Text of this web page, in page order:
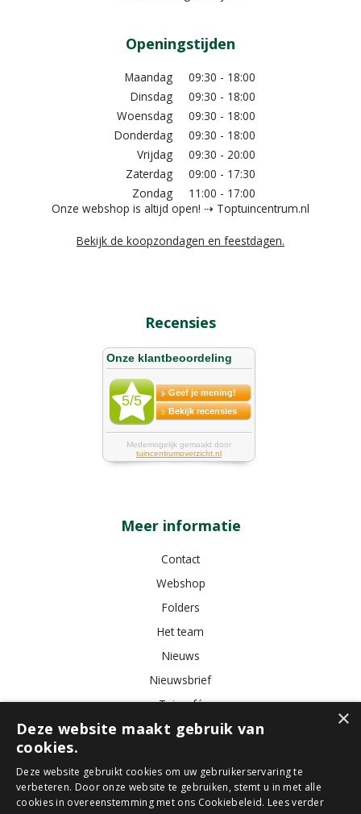
Openingstijden
Maandag
09:30 - 18:00
Dinsdag
09:30 - 18:00
Woensdag
09:30 - 18:00
Donderdag
09:30 - 18:00
Vrijdag
09:30 - 20:00
Zaterdag
09:00 - 17:30
Zondag
11:00 - 17:00
Onze webshop is altijd open! ⇢ Toptuincentrum.nl
Bekijk de koopzondagen en feestdagen.
Recensies
Meer informatie
Contact
Webshop
Folders
Het team
Nieuws
Nieuwsbrief
Tuincafé
Vacatures
Tuincentrum Bloemist Kamerplanten Kunstbloemen
Buitenplanten
Tuinmeubelen
×
Deze website maakt gebruik van
cookies.
Deze website gebruikt cookies om uw gebruikerservaring te
verbeteren. Door onze website te gebruiken, stemt u in met alle
cookies in overeenstemming met ons Cookiebeleid. Lees verder